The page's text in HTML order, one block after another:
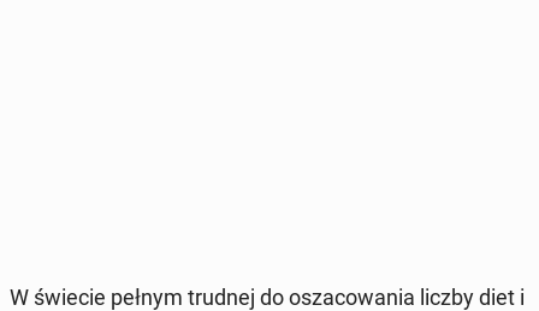
W świecie pełnym trudnej do osza­co­wa­nia liczby diet i